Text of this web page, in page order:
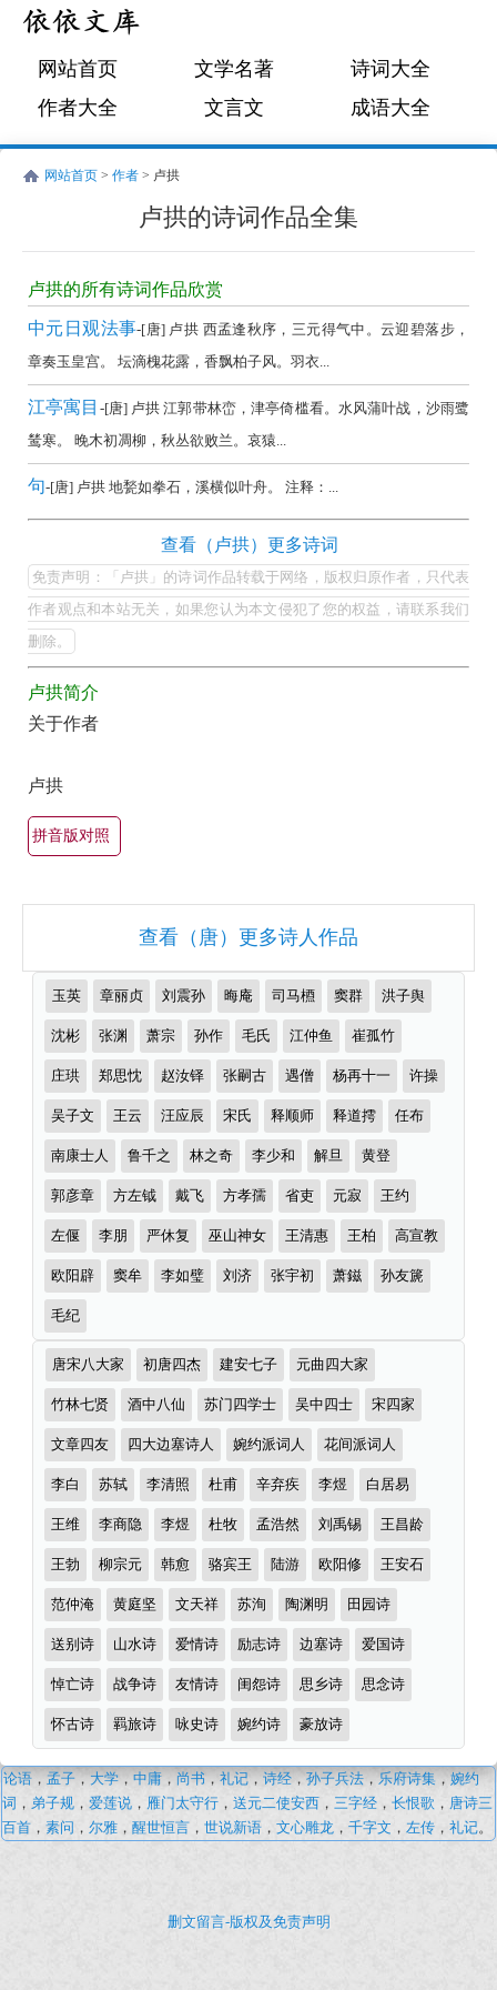
网站首页 文学名著
诗词大全
作者大全
文言文 成语大全
网站首页 > 作者 > 卢拱
卢拱的诗词作品全集
卢
拱
的
诗
词
作
品
全
集
赏
（全
部
所
有
锦）-
古
诗
卢拱的所有诗词作品欣赏
中元日观法事-[唐] 卢拱 西孟逢秋序，三元得气中。云迎碧落步，
章奏玉皇宫。 坛滴槐花露，香飘柏子风。羽衣...
江亭寓目 -[唐] 卢拱 江郭带林峦，津亭倚槛看。水风蒲叶战，沙雨鹭
鸶寒。 晚木初凋柳，秋丛欲败兰。哀猿...
句-[唐] 卢拱 地甃如拳石，溪横似叶舟。 注释：...
拱
的
最
美
最
有
古
诗
词
选
首）
查看（卢拱）更多诗词
免责声明：「卢拱」的诗词作品转载于网络，版权归原作者，只代表
作者观点和本站无关，如果您认为本文侵犯了您的权益，请联系我们
删除。
卢拱简介
关于作者
卢拱
拼音版对照
查看（唐）更多诗人作品
推
荐
作
者
玉英 章丽贞 刘震孙 晦庵 司马槱 窦群 洪子舆
沈彬 张渊 萧宗 孙作 毛氏 江仲鱼 崔孤竹
庄珙 郑思忱 赵汝铎 张嗣古 遇僧 杨再十一 许操
吴子文 王云 汪应辰 宋氏 释顺师 释道摴 任布
南康士人 鲁千之 林之奇 李少和 解旦 黄登
郭彦章 方左钺 戴飞 方孝孺 省吏 元寂 王约
左偃 李朋 严休复 巫山神女 王清惠 王柏 高宣教
欧阳辟 窦牟 李如璧 刘济 张宇初 萧鎡 孙友篪
毛纪
诗
词
分
类
唐宋八大家 初唐四杰 建安七子 元曲四大家
竹林七贤 酒中八仙 苏门四学士 吴中四士 宋四家
文章四友 四大边塞诗人 婉约派词人 花间派词人
李白 苏轼 李清照 杜甫 辛弃疾 李煜 白居易
王维 李商隐 李煜 杜牧 孟浩然 刘禹锡 王昌龄
王勃 柳宗元 韩愈 骆宾王 陆游 欧阳修 王安石
范仲淹 黄庭坚 文天祥 苏洵 陶渊明 田园诗
送别诗 山水诗 爱情诗 励志诗 边塞诗 爱国诗
悼亡诗 战争诗 友情诗 闺怨诗 思乡诗 思念诗
怀古诗 羁旅诗 咏史诗 婉约诗 豪放诗
卢
拱
·
论语 ，孟子 ，大学 ，中庸 ， 尚书，礼记 ，诗经 ，孙子兵法 ，乐府诗集 ，婉约
词 ， 弟子规 ，爱莲说 ， 雁门太守行 ，送元二使安西 ，三字经 ，长恨歌 ， 唐诗三
百首 ，素问 ，尔雅 ，醒世恒言 ，世说新语 ，文心雕龙 ，千字文 ，左传 ，礼记。
删文留言-版权及免责声明